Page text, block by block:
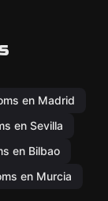
en Madrid
en Sevilla
en Bilbao
en Murcia